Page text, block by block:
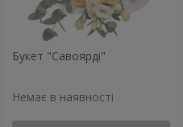
Букет "Савоярді"
Немає в наявності